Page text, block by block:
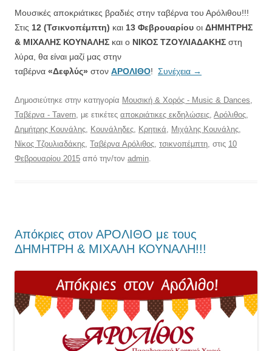
Μουσικές αποκριάτικες βραδιές στην ταβέρνα του Αρόλιθου!!!
Στις 12 (Τσικνοπέμπτη) και 13 Φεβρουαρίου οι ΔΗΜΗΤΡΗΣ
& ΜΙΧΑΛΗΣ ΚΟΥΝΑΛΗΣ και ο ΝΙΚΟΣ ΤΖΟΥΛΙΑΔΑΚΗΣ στη
λύρα, θα είναι μαζί μας στην
ταβέρνα «Δεφλύς» στον ΑΡΟΛΙΘΟ! Συνέχεια →
Δημοσιεύτηκε στην κατηγορία Μουσική & Χορός - Music & Dances
Ταβέρνα - Tavern , με ετικέτες αποκριάτικες εκδηλώσεις Αρόλιθος
Δημήτρης Κουνάλης
Κουνάληδες Κρητικά Μιχάλης Κουνάλης
Νίκος Τζουλιαδάκης Ταβέρνα Αρόλιθος τσικνοπέμπτη , στις 10
Φεβρουαρίου 2015 από την/τον admin
Απόκριες στον ΑΡΟΛΙΘΟ με τους
ΔΗΜΗΤΡΗ & ΜΙΧΑΛΗ ΚΟΥΝΑΛΗ!!!